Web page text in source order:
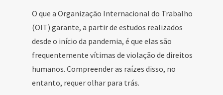
O que a Organização Internacional do Trabalho
(OIT) garante, a partir de estudos realizados
desde o início da pandemia, é que elas são
frequentemente vítimas de violação de direitos
humanos. Compreender as raízes disso, no
entanto, requer olhar para trás.